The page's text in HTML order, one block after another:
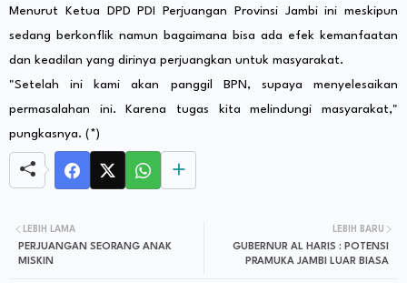
Menurut Ketua DPD PDI Perjuangan Provinsi Jambi ini meskipun
sedang berkonflik namun bagaimana bisa ada efek kemanfaatan
dan keadilan yang dirinya perjuangkan untuk masyarakat.
"Setelah ini kami akan panggil BPN, supaya menyelesaikan
permasalahan ini. Karena tugas kita melindungi masyarakat,"
pungkasnya. (*)
LEBIH BARU
GUBERNUR AL HARIS : POTENSI
PRAMUKA JAMBI LUAR BIASA
LEBIH LAMA
PERJUANGAN SEORANG ANAK
MISKIN